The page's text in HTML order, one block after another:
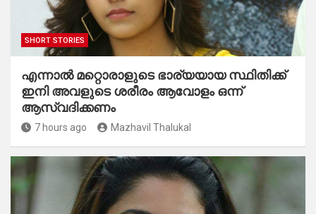
SHORT STORIES
എന്നാൽ മറ്റൊരാളുടെ ഭാര്യയായ സ്ഥിതിക്ക്
ഇനി അവളുടെ ശരീരം ആവോളം ഒന്ന്
ആസ്വദിക്കണം
7 hours ago Mazhavil Thalukal